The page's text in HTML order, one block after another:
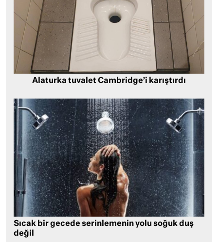
Alaturka tuvalet Cambridge’i karıştırdı
Sıcak bir gecede serinlemenin yolu soğuk duş
değil